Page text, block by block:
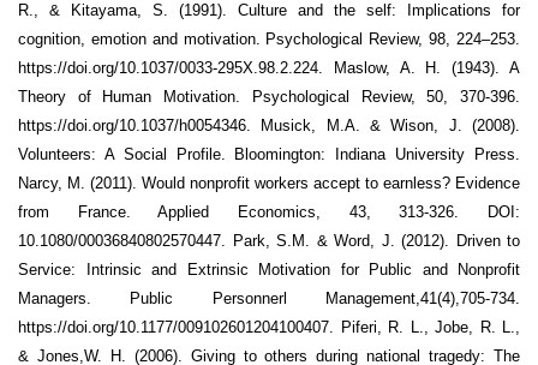
R., & Kitayama, S. (1991). Culture and the self: Implications for
cognition, emotion and motivation. Psychological Review, 98, 224–253.
https://doi.org/10.1037/0033-295X.98.2.224. Maslow, A. H. (1943). A
Theory of Human Motivation. Psychological Review, 50, 370-396.
https://doi.org/10.1037/h0054346. Musick, M.A. & Wison, J. (2008).
Volunteers: A Social Profile. Bloomington: Indiana University Press.
Narcy, M. (2011). Would nonprofit workers accept to earnless? Evidence
from France. Applied Economics, 43, 313-326. DOI:
10.1080/00036840802570447. Park, S.M. & Word, J. (2012). Driven to
Service: Intrinsic and Extrinsic Motivation for Public and Nonprofit
Managers. Public Personnerl Management,41(4),705-734.
https://doi.org/10.1177/009102601204100407. Piferi, R. L., Jobe, R. L.,
& Jones,W. H. (2006). Giving to others during national tragedy: The